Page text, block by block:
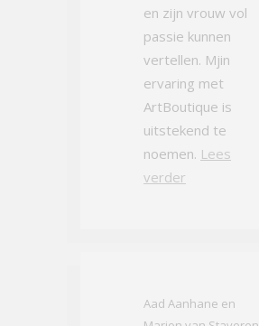
en zijn vrouw vol
passie kunnen
vertellen. Mjin
ervaring met
ArtBoutique is
uitstekend te
noemen. Lees
verder
Aad Aanhane en